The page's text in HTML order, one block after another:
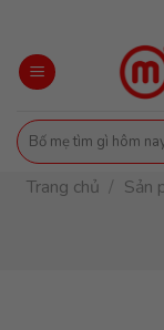
content
Tìm
kiếm:
Trang chủ / Sản